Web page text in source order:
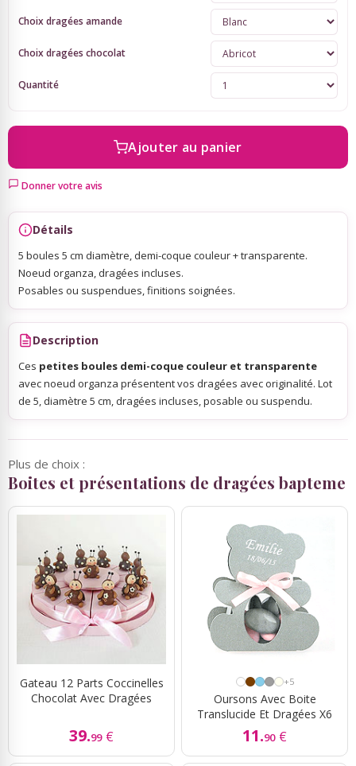
Rubans Tulle Organdi
Choix dragées amande
Choix dragées chocolat
Quantité
Ajouter au panier
Donner votre avis
Détails
5 boules 5 cm diamètre, demi-coque couleur + transparente.
Noeud organza, dragées incluses.
Posables ou suspendues, finitions soignées.
Description
Ces petites boules demi-coque couleur et transparente
avec noeud organza présentent vos dragées avec originalité. Lot
de 5, diamètre 5 cm, dragées incluses, posable ou suspendu.
Plus de choix :
Boites et présentations de dragées bapteme
Gateau 12 Parts Coccinelles
Chocolat Avec Dragées
39.99 €
+5
Oursons Avec Boite
Translucide Et Dragées X6
11.90 €